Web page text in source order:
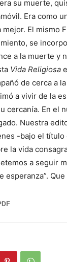
su muerte,
Era como
El mismo
se
a la muerte y
Vida Religiosa
de cerca a
a vivir de la
cercanía. En el
Nuestra
-bajo el título
la vida
a seguir
esperanza”.